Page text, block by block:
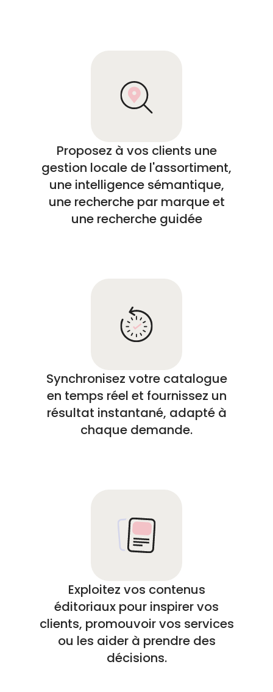
Proposez à vos clients une
gestion locale de l'assortiment,
une intelligence sémantique,
une recherche par marque et
une recherche guidée
Synchronisez votre catalogue
en temps réel et fournissez un
résultat instantané, adapté à
chaque demande.
Exploitez vos contenus
éditoriaux pour inspirer vos
clients, promouvoir vos services
ou les aider à prendre des
décisions.